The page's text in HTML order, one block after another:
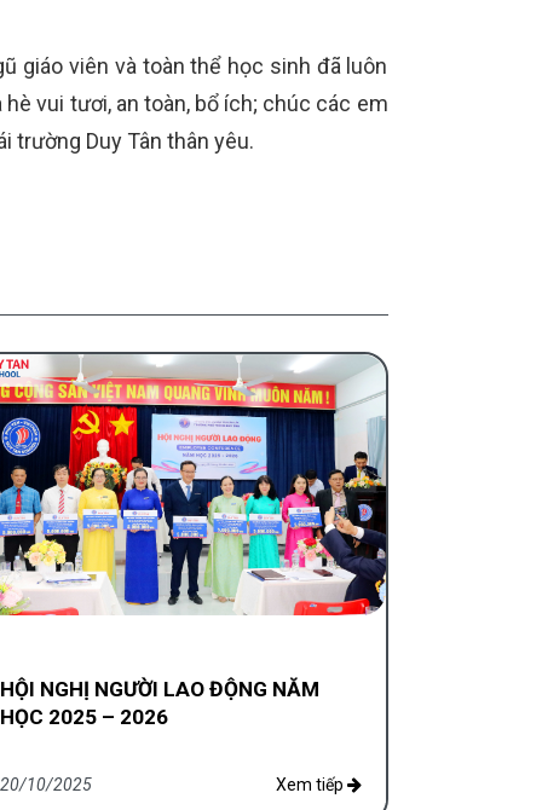
giáo viên và toàn thể học sinh đã luôn
vui tươi, an toàn, bổ ích; chúc các em
trường Duy Tân thân yêu.
HỘI NGHỊ NGƯỜI LAO ĐỘNG NĂM
HỌC 2025 – 2026
20/10/2025 Xem tiếp